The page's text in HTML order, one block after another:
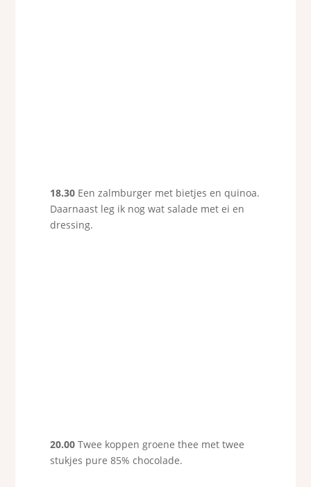
18.30 Een zalmburger met bietjes en quinoa.
Daarnaast leg ik nog wat salade met ei en
dressing.
20.00 Twee koppen groene thee met twee
stukjes pure 85% chocolade.